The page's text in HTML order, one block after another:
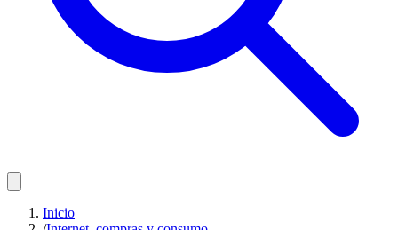
Inicio